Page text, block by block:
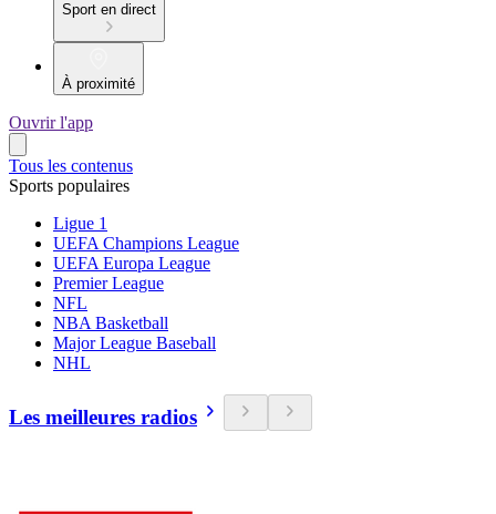
Sport en direct
À proximité
Ouvrir l'app
Tous les contenus
Sports populaires
Ligue 1
UEFA Champions League
UEFA Europa League
Premier League
NFL
NBA Basketball
Major League Baseball
NHL
Les meilleures radios